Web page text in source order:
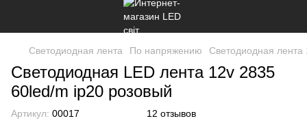
Светодиодная лента По напряжению Светодиодная лента
Светодиодная LED лента 12v 2835
60led/m ip20 розовый
Артикул: 00017 12 отзывов